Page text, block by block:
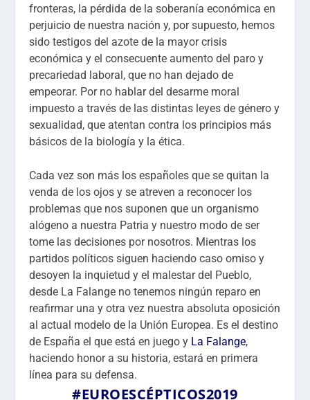
fronteras, la pérdida de la soberanía económica en
perjuicio de nuestra nación y, por supuesto, hemos
sido testigos del azote de la mayor crisis
económica y el consecuente aumento del paro y
precariedad laboral, que no han dejado de
empeorar. Por no hablar del desarme moral
impuesto a través de las distintas leyes de género y
sexualidad, que atentan contra los principios más
básicos de la biología y la ética.
Cada vez son más los españoles que se quitan la
venda de los ojos y se atreven a reconocer los
problemas que nos suponen que un organismo
alógeno a nuestra Patria y nuestro modo de ser
tome las decisiones por nosotros. Mientras los
partidos políticos siguen haciendo caso omiso y
desoyen la inquietud y el malestar del Pueblo,
desde La Falange no tenemos ningún reparo en
reafirmar una y otra vez nuestra absoluta oposición
al actual modelo de la Unión Europea. Es el destino
de España el que está en juego y La Falange,
haciendo honor a su historia, estará en primera
línea para su defensa.
#EUROESCÉPTICOS2019